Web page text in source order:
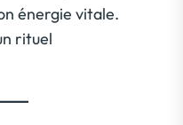
énergie vitale.
rituel